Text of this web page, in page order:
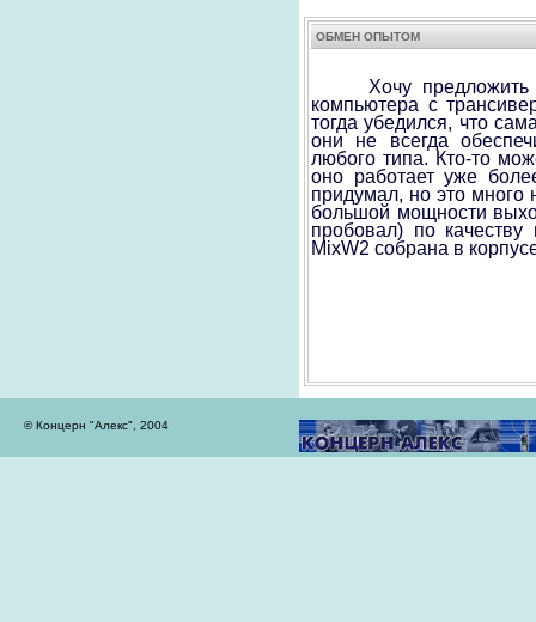
ОБМЕН ОПЫТОМ
Хочу
компьютера с
тогда убедился, что
они не всегда
любого типа. Кто-то
оно работает уже
придумал, но это много
большой мощности
пробовал) по
MixW2 собрана в
© Концерн "Алекс", 2004